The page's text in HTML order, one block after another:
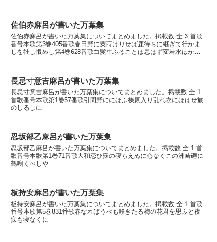
佐伯赤麻呂が書いた万葉集
佐伯赤麻呂が書いた万葉集についてまとめました。掲載数 全 3 首歌
番号本歌第3巻405番歌春日野に粟蒔けりせば鹿待ちに継ぎて行かま
しを社し恨めし第4巻628番歌白髪生ふることは思はず変若水はかに
長忌寸意吉麻呂が書いた万葉集
長忌寸意吉麻呂が書いた万葉集についてまとめました。掲載数 全 1
首歌番号本歌第1巻57番歌引間野ににほふ榛原入り乱れ衣にほはせ旅
のしるしに
忍坂部乙麻呂が書いた万葉集
忍坂部乙麻呂が書いた万葉集についてまとめました。掲載数 全 1 首
歌番号本歌第1巻71番歌大和恋ひ寐の寝らえぬに心なくこの洲崎廻に
鶴鳴くべしや
板持安麻呂が書いた万葉集
板持安麻呂が書いた万葉集についてまとめました。掲載数 全 1 首歌
番号本歌第5巻831番歌春なればうべも咲きたる梅の花君を思ふと夜
寐も寝なくに